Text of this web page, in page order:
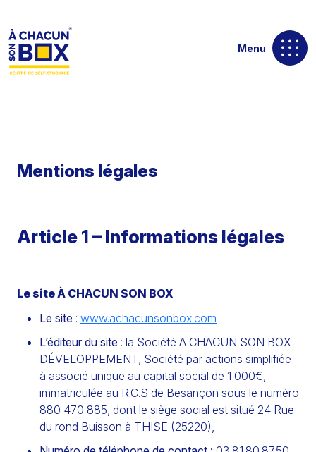
content
Menu
Mentions légales
Article 1 – Informations légales
Le site À CHACUN SON BOX
Le site : www.achacunsonbox.com
L’éditeur du site : la Société A CHACUN SON BOX
DÉVELOPPEMENT, Société par actions simplifiée
à associé unique au capital social de 1 000€,
immatriculée au R.C.S de Besançon sous le numéro
880 470 885, dont le siège social est situé 24 Rue
du rond Buisson à THISE (25220),